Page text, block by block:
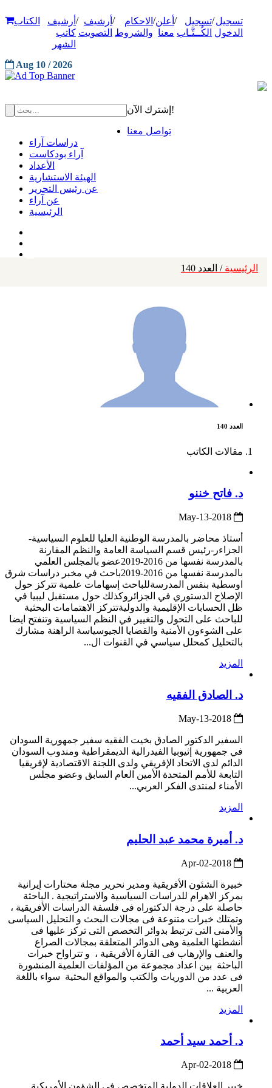
تسجيل
الدخول
/تسجيل
الكُــتَّـاب
/ أعلن
معنا
/ الاحكام
والشروط
/ أرشيف
التصويت
/ أرشيف
كاتب
الشهر
الكتاب
Aug 10 / 2026
إشترك الآن!
تواصل معنا
دراسات آراء
آراء بودكاست
الأعداد
الهيئة الاستشارية
عن رئيس التحرير
عن آراء
الرئيسية
الرئيسية / العدد 140
العدد 140
مقالات الكاتب
د. فاتح خننو
أستاذ محاضر بالمدرسة الوطنية العليا للعلوم السياسية-
الجزاءر-رئيس قسم السياسة العامة والنظم المقارنة
بالمدرسة نفسها من 2016-2019عضو بالمجلس العلمي
بالمدرسة نفسها من 2016-2019باحث في مخبر دراسات شرق
اوسطية بنفس المدرسةللباحث إسهامات علمية تتركز حول
الإصلاح الدستوري في الجزائروكذلك حول مستقبل ليبيا في
ظل الحسابات الإقليمية والدوليةتتركز الاهتمامات البحثية
للباحث على التحول والتغيير في النظم السياسية وتنفتح ايضا
على الشوءون الأمنية والقضايا الجيوسياسة الراهنة مشارك
بالتحليل كمحلل سياسي في القنوات ال...
المزيد
د. الصادق الفقيه
السفير الدكتور الصادق بخيت الفقيه سفير جمهورية السودان
في جمهورية إثيوبيا الفيدرالية الديمقراطية ومندوب السودان
الدائم لدى الاتحاد الإفريقي ولدى اللجنة الاقتصادية لإفريقيا
التابعة للأمم المتحدة الأمين العام السابق وعضو مجلس
الأمناء لمنتدى الفكر العربي...
المزيد
د. أميرة محمد عبد الحليم
خبيرة الشئون الأفريقية ومدير نحرير مجلة مختارات إيرانية
بمركز الاهرام للدراسات السياسية والاستراتيجية . الباحثة
حاصلة على درجة الدكتوراه فى فلسفة الدراسات الأفريقية ،
وتمتلك خبرات متنوعة فى مجالات البحث و التحليل السياسى
والأمنى التى ترتبط بدوائر التخصص التى تركز عليها فى
أنشطتها العلمية وهى الدوائر المتعلقة بمجالات الصراع
والعنف والإرهاب فى القارة الأفريقية ، و تتراواح خبرات
الباحثة بين اعداد مجموعة من المؤلفات العلمية المنشورة
فى عدد من الدوريات والكتب والمواقع البحثية سواء باللغة
العربية ...
المزيد
د. أحمد سيد أحمد
خبير العلاقات الدولية المتخصص في الشؤون الأمريكية